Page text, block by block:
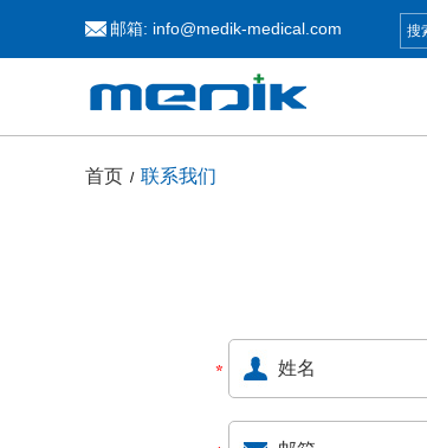
邮箱: info@medik-medical.com
首页 / 联系我们